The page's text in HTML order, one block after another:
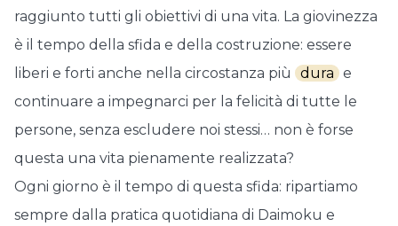
raggiunto tutti gli obiettivi di una vita. La giovinezza
è il tempo della sfida e della costruzione: essere
liberi e forti anche nella circostanza più
dura e
continuare a impegnarci per la felicità di tutte le
persone, senza escludere noi stessi… non è forse
questa una vita pienamente realizzata?
Ogni giorno è il tempo di questa sfida: ripartiamo
sempre dalla pratica quotidiana di Daimoku e